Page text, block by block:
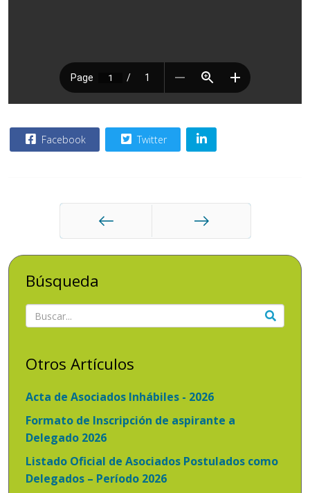
Facebook Twitter
Anterior Siguiente
Búsqueda
Otros Artículos
Acta de Asociados Inhábiles - 2026
Formato de Inscripción de aspirante a
Delegado 2026
Listado Oficial de Asociados Postulados como
Delegados – Período 2026